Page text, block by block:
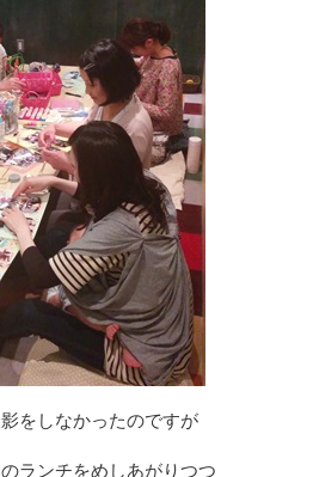
をしなかったのですが
ランチをめしあがりつつ